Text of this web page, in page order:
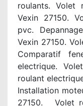
roulants. Volet
Vexin 27150.
pvc.
Vexin 27150.
Comparatif
electrique.
roulant
Installation
27150. Volet